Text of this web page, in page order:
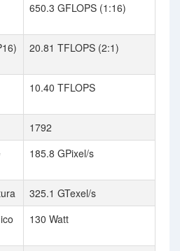
650.3 GFLOPS (1:16)
20.81 TFLOPS (2:1)
10.40 TFLOPS
1792
185.8 GPixel/s
325.1 GTexel/s
130 Watt